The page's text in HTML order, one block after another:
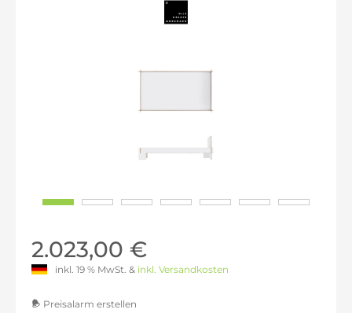
2.023,00 €
inkl. 19 % MwSt. & inkl. Versandkosten
Preisalarm erstellen